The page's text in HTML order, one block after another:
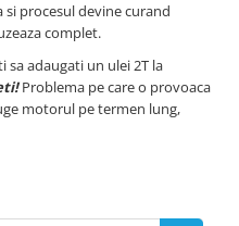
procesul devine curand
complet.
sa adaugati un ulei 2T la
Problema pe care o provoaca
motorul pe termen lung,